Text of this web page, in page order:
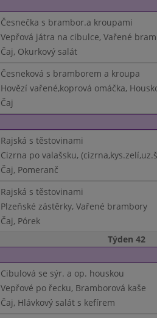
Česnečka s brambor.a kroupami
Vepřová játra na cibulce, Vařené
Čaj, Okurkový salát
Česneková s bramborem a kroupa
Hovězí vařené,koprová omáčka,
Čaj
Rajská s těstovinami
Cizrna po valašsku,
Čaj, Pomeranč
Rajská s těstovinami
Plzeňské zástěrky, Vařené brambory
Čaj, Pórek
Týden 42
Cibulová se sýr. a op. houskou
Vepřové po řecku, Bramborová kaše
Čaj, Hlávkový salát s kefírem